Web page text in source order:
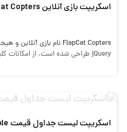
اسکریپت بازی آنلاین FlapCat Copters
jQuery طراحی شده است. از امکانات کلیدی این بازی مهیج می توان به سازگاری […]
اسکریپت لیست جداول قیمت Flat Pricing Table